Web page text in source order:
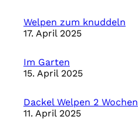
Welpen zum knuddeln
17. April 2025
Im Garten
15. April 2025
Dackel Welpen 2 Wochen
11. April 2025